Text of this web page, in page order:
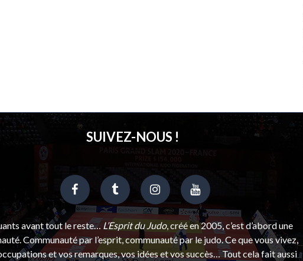
SUIVEZ-NOUS !
avant tout le reste… L’Esprit du Judo, créé en 2005, c’est d’abord une
Communauté par l’esprit, communauté par le judo. Ce que vous vivez,
et vos remarques, vos idées et vos succès… Tout cela fait aussi